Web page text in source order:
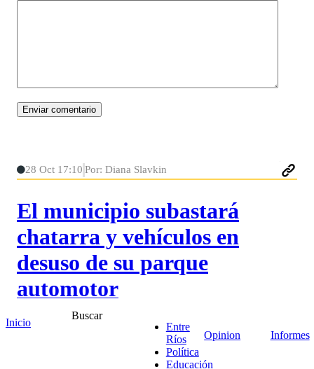
28 Oct 17:10 Por: Diana Slavkin
El municipio subastará
chatarra y vehículos en
desuso de su parque
automotor
En el boletín oficial de este lunes, la Municipalidad
de Concordia publicó un edicto en el que notifica la
realización de una subasta publica de chatarras y
Inicio
Buscar
Entre
Ríos
Política
Educación
Opinion Informes